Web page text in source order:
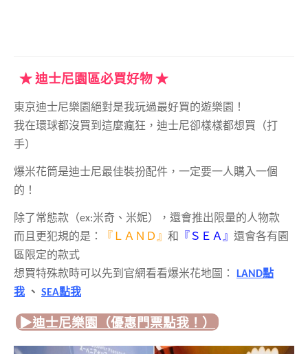
★ 迪士尼園區必買好物 ★
東京迪士尼樂園絕對是我玩過最好買的遊樂園！
我在環球都沒買到這麼瘋狂，迪士尼卻樣樣都想買（打
手）
爆米花筒是迪士尼最佳裝扮配件， 一定要一人購入一個
的！
除了常態款（ex:米奇、米妮），還會推出限量的人物款
而且更犯規的是：
『ＬＡＮＤ』 和 『ＳＥＡ』 還會各有園
區限定的款式
想買特殊款時可以先到官網看看爆米花地圖：
LAND點
我 、 SEA點我
▶︎迪士尼樂園（優惠門票點我！）